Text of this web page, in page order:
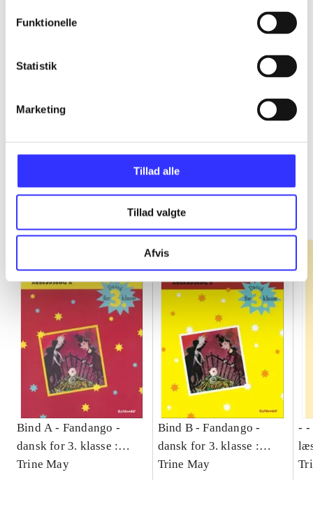
Funktionelle
Statistik
Marketing
Tillad alle
Tillad valgte
Afvis
Fandango - dansk for 3. klasse
Bind A - Fandango -
dansk for 3. klasse :
grundbog -- Arbejdsbog.
Trine May
Bind B -Fandango -
dansk for 3. klasse :
grundbog -- Arbejdsbog.
Trine May
- -
-